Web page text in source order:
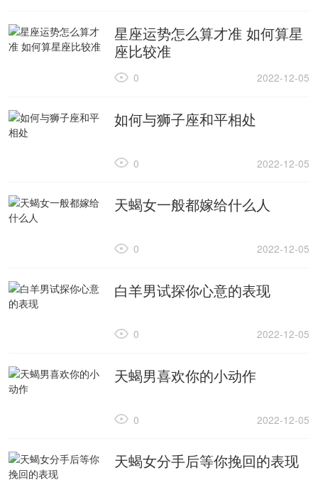
星座运势怎么算才准 如何算星
座比较准
2022-12-05
0
如何与狮子座和平相处
2022-12-05
0
天蝎女一般都嫁给什么人
2022-12-05
0
白羊男试探你心意的表现
2022-12-05
0
天蝎男喜欢你的小动作
2022-12-05
0
天蝎女分手后等你挽回的表现